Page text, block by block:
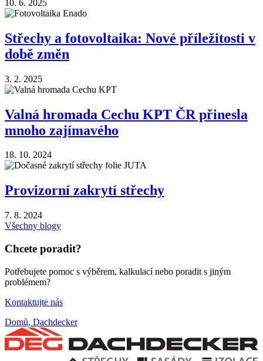
10. 6. 2025
Střechy a fotovoltaika: Nové příležitosti v
době změn
3. 2. 2025
Valná hromada Cechu KPT ČR přinesla
mnoho zajímavého
18. 10. 2024
Provizorní zakrytí střechy
7. 8. 2024
Všechny blogy
Chcete poradit?
Potřebujete pomoc s výběrem, kalkulací nebo poradit s jiným
problémem?
Kontaktujte nás
Domů, Dachdecker